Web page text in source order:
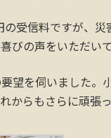
受信料ですが、
びの声をいただいて
望を伺いました。
らもさらに頑張っ